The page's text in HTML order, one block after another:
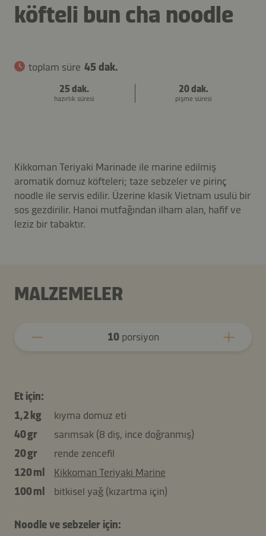
köfteli bun cha noodle
toplam süre 45 dak.
25 dak.
hazırlık süresi
20 dak.
pişme süresi
Kikkoman Teriyaki Marinade ile marine edilmiş
aromatik domuz köfteleri; taze sebzeler ve pirinç
noodle ile servis edilir. Üzerine klasik Vietnam usulü bir
sos gezdirilir. Hanoi mutfağından ilham alan, hafif ve
leziz bir tabaktır.
MALZEMELER
10porsiyon
Et için:
1,2 kg
kıyma domuz eti
40 gr
sarımsak (8 diş, ince doğranmış)
20 gr
rende zencefil
120 ml
Kikkoman Teriyaki Marine
100 ml
bitkisel yağ (kızartma için)
Noodle ve sebzeler için: